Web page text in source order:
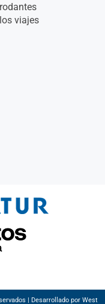
viajes
| Desarrollado por West